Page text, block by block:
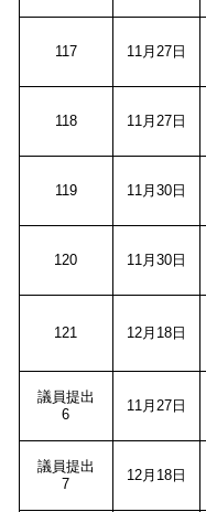
117 11月27日
118 11月27日
119 11月30日
120 11月30日
121 12月18日
議員提出
6
11月27日
議員提出
7
12月18日